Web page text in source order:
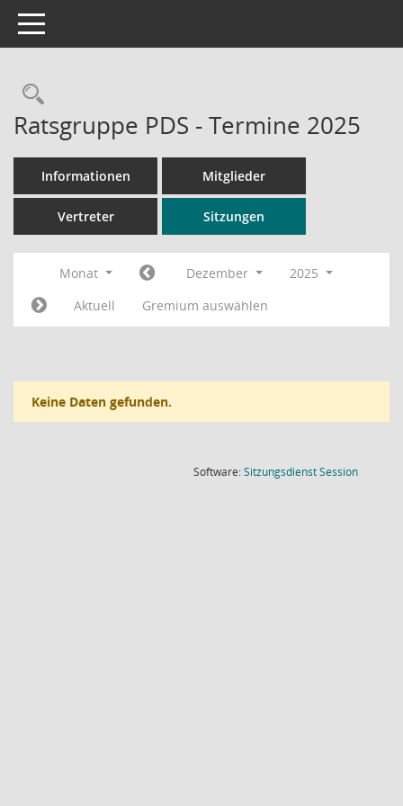
Toggle navigation
Rechercheauswahl
Ratsgruppe PDS - Termine 2025
Informationen Mitglieder
Vertreter Sitzungen
Monat Dezember
2025
Aktuell
Gremium auswählen
Keine Daten gefunden.
Software:SitzungsdienstSession(Wird in